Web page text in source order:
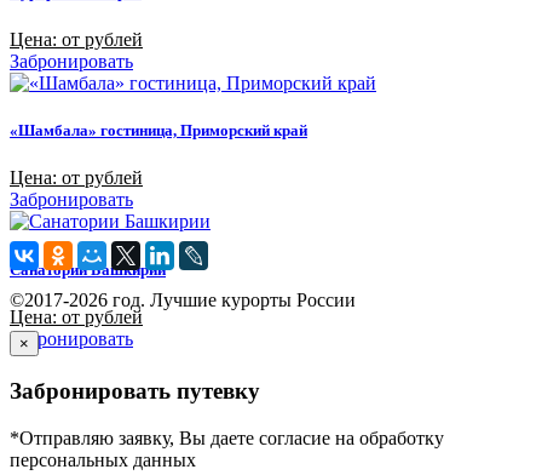
Цена: от рублей
Забронировать
«Шамбала» гостиница, Приморский край
Цена: от рублей
Забронировать
Санатории Башкирии
Цена: от рублей
Забронировать
©2017-2026 год. Лучшие курорты России
×
Забронировать путевку
*Отправляю заявку, Вы даете согласие на обработку
персональных данных